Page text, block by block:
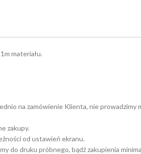
materiału.
na zamówienie Klienta, nie prowadzimy
zakupy.
od ustawień ekranu.
do druku próbnego, bądź zakupienia